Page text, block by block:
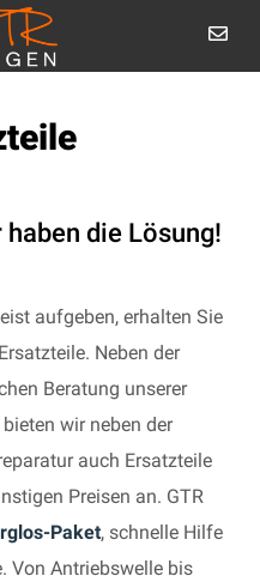
die Lösung!
aufgeben, erhalten Sie
Neben der
Beratung unserer
wir neben der
auch Ersatzteile
Preisen an. GTR
Paket, schnelle Hilfe
Von Antriebswelle bis